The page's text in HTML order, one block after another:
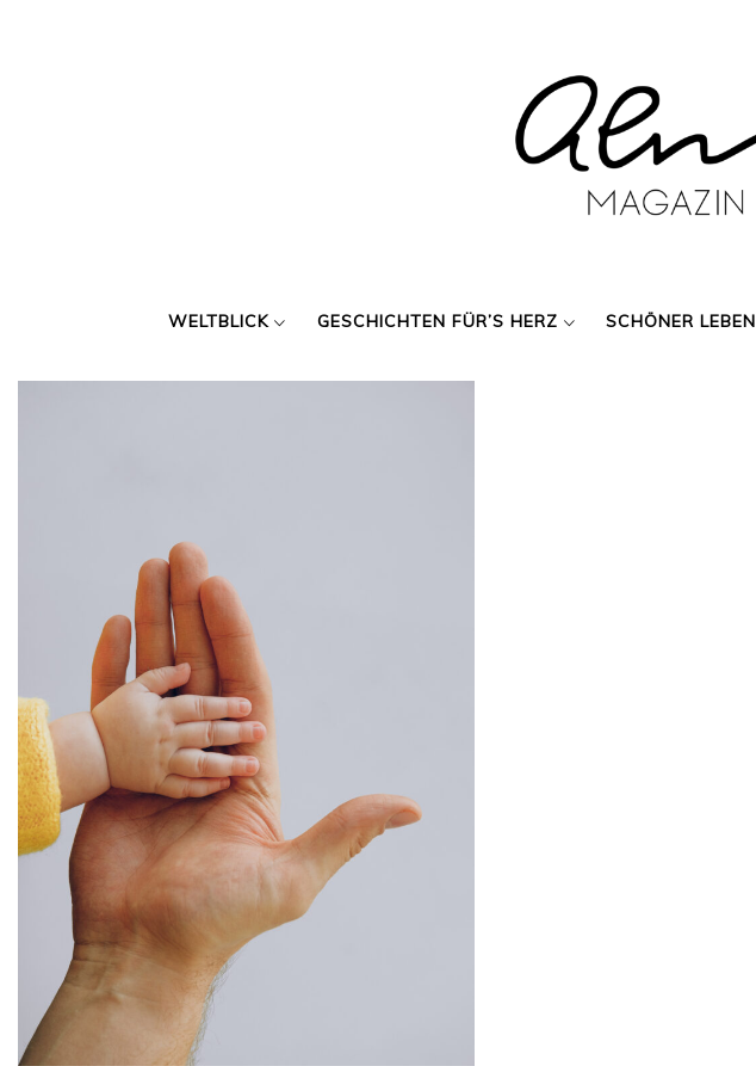
WELTBLICK GESCHICHTEN FÜR’S HERZ SCHÖNER LEBEN